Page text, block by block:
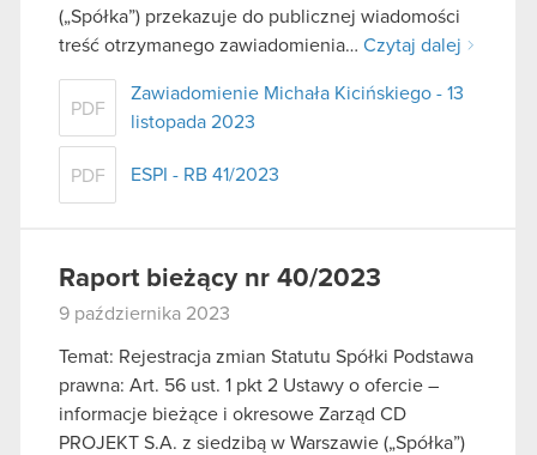
(„Spółka”) przekazuje do publicznej wiadomości
treść otrzymanego zawiadomienia… Czytaj dalej
PDF
Zawiadomienie Michała Kicińskiego - 13
listopada 2023
PDF ESPI - RB 41/2023
Raport bieżący nr 40/2023
9 października 2023
Temat: Rejestracja zmian Statutu Spółki Podstawa
prawna: Art. 56 ust. 1 pkt 2 Ustawy o ofercie –
informacje bieżące i okresowe Zarząd CD
PROJEKT S.A. z siedzibą w Warszawie („Spółka”)